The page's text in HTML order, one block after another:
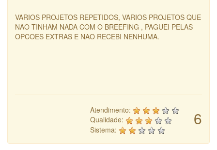
VARIOS PROJETOS REPETIDOS, VARIOS PROJETOS QUE
NAO TINHAM NADA COM O BREEFING , PAGUEI PELAS
OPCOES EXTRAS E NAO RECEBI NENHUMA.
6
Atendimento:
Qualidade:
Sistema: